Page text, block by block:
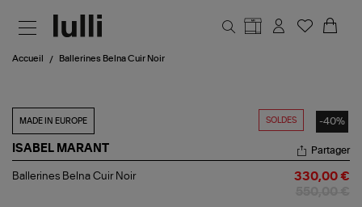
Accueil Ballerines Belna Cuir Noir
SOLDES -40%
MADE IN EUROPE
ISABEL MARANT
Ballerines
Partager
Ballerines Belna Cuir Noir 330,00 €